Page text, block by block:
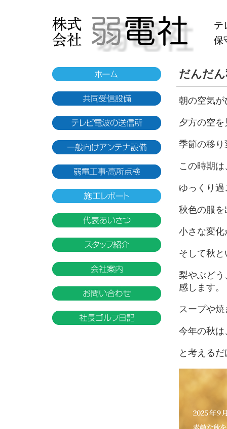
テ
保
だんだ
朝の空気
夕方の空
季節の移
この時期
ゆっくり
秋色の服
小さな変
そして秋
梨やぶど
感します。
スープや
今年の秋
と考える